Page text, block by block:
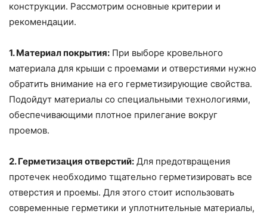
конструкции. Рассмотрим основные критерии и
рекомендации.
1. Материал покрытия: При выборе кровельного
материала для крыши с проемами и отверстиями нужно
обратить внимание на его герметизирующие свойства.
Подойдут материалы со специальными технологиями,
обеспечивающими плотное прилегание вокруг
проемов.
2. Герметизация отверстий: Для предотвращения
протечек необходимо тщательно герметизировать все
отверстия и проемы. Для этого стоит использовать
современные герметики и уплотнительные материалы,